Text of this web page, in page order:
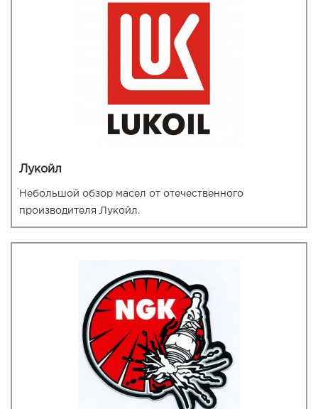
Лукойл
Небольшой обзор масел от отечественного
производителя Лукойл.